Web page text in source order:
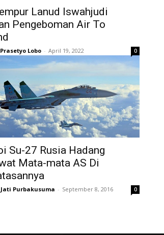
Lanud Iswahjudi
Pengeboman Air To
Lobo - April 19, 2022 0
Su-27 Rusia Hadang
Mata-mata AS Di
Purbakusuma - September 8, 2016 0